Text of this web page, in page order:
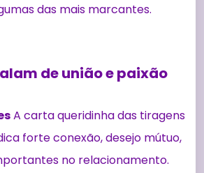
das mais marcantes.
de união e paixão
A carta queridinha das tiragens
forte conexão, desejo mútuo,
no relacionamento.